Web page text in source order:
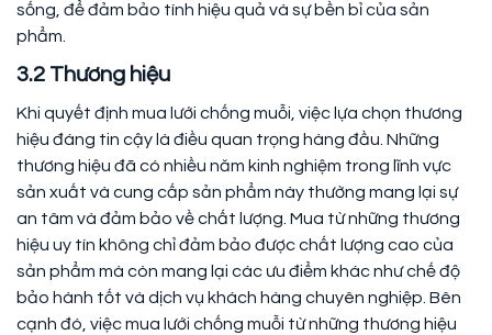
sống, để đảm bảo tính hiệu quả và sự bền bỉ của sản
phẩm.
3.2 Thương hiệu
Khi quyết định mua lưới chống muỗi, việc lựa chọn thương
hiệu đáng tin cậy là điều quan trọng hàng đầu. Những
thương hiệu đã có nhiều năm kinh nghiệm trong lĩnh vực
sản xuất và cung cấp sản phẩm này thường mang lại sự
an tâm và đảm bảo về chất lượng. Mua từ những thương
hiệu uy tín không chỉ đảm bảo được chất lượng cao của
sản phẩm mà còn mang lại các ưu điểm khác như chế độ
bảo hành tốt và dịch vụ khách hàng chuyên nghiệp. Bên
cạnh đó, việc mua lưới chống muỗi từ những thương hiệu